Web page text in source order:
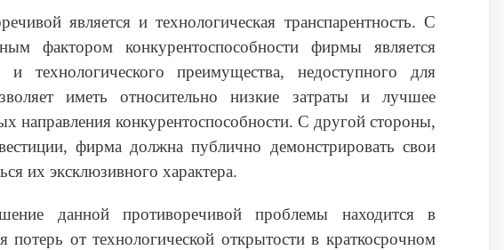
является и технологическая транспарентность. С
фактором конкурентоспособности фирмы является
и технологического преимущества, недоступного для
иметь относительно низкие затраты и лучшее
направления конкурентоспособности. С другой стороны,
фирма должна публично демонстрировать свои
их эксклюзивного характера.
данной противоречивой проблемы находится в
потерь от технологической открытости в краткосрочном